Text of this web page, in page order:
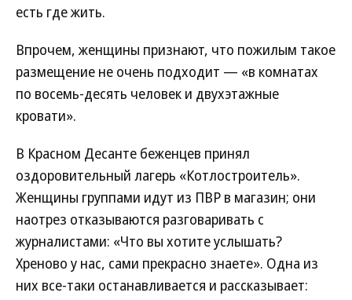
есть где жить.
Впрочем, женщины признают, что пожилым такое
размещение не очень подходит — «в комнатах
по восемь-десять человек и двухэтажные
кровати».
В Красном Десанте беженцев принял
оздоровительный лагерь «Котлостроитель».
Женщины группами идут из ПВР в магазин; они
наотрез отказываются разговаривать с
журналистами: «Что вы хотите услышать?
Хреново у нас, сами прекрасно знаете». Одна из
них все-таки останавливается и рассказывает: